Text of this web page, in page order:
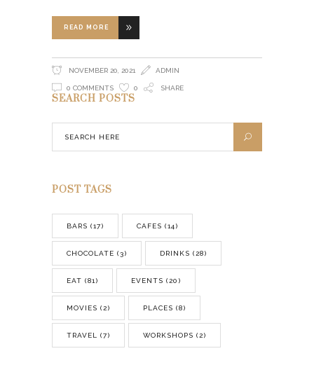
READ MORE
NOVEMBER 20, 2021 ADMIN
0 COMMENTS 0 SHARE
SEARCH POSTS
POST TAGS
BARS (17) CAFES (14)
CHOCOLATE (3) DRINKS (28)
EAT (81) EVENTS (20)
MOVIES (2) PLACES (8)
TRAVEL (7) WORKSHOPS (2)